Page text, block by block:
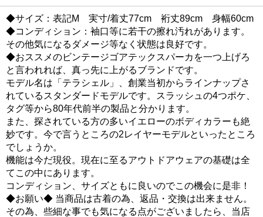
◆サイズ：表記M 実寸/着丈77cm 裄丈89cm 身幅60cm
◆コンディション：袖口等に若干の擦れ汚れがあります。
その他気になるダメージ等なく状態は良好です。
◆おススメのビンテージゴアテックスパーカを一つ上げろ
と言われれば、真っ先に上がるブランドです。
モデル名は「テラシェル」、創業当初からラインナップさ
れているスタンダードモデルです。スラッシュの4つポケ、
タグ等から80年代前半の製品と分かります。
また、探されている方の多いイエローのボディカラーも絶
妙です。今で言うところの2レイヤーモデルといったところ
でしょうか。
機能は今だ現役。現在に至るアウトドアウェアの基礎は全
てこの中にあります。
コンディション、サイズともに良いのでこの機会に是非！
◆お願い◆ 当商品は古着の為、返品・交換は出来ません。
その為、些細な事でも気になる点がございましたら、当店